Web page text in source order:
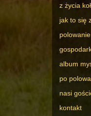
z życia
jak to się
polowanie
album
po
nasi
kontakt